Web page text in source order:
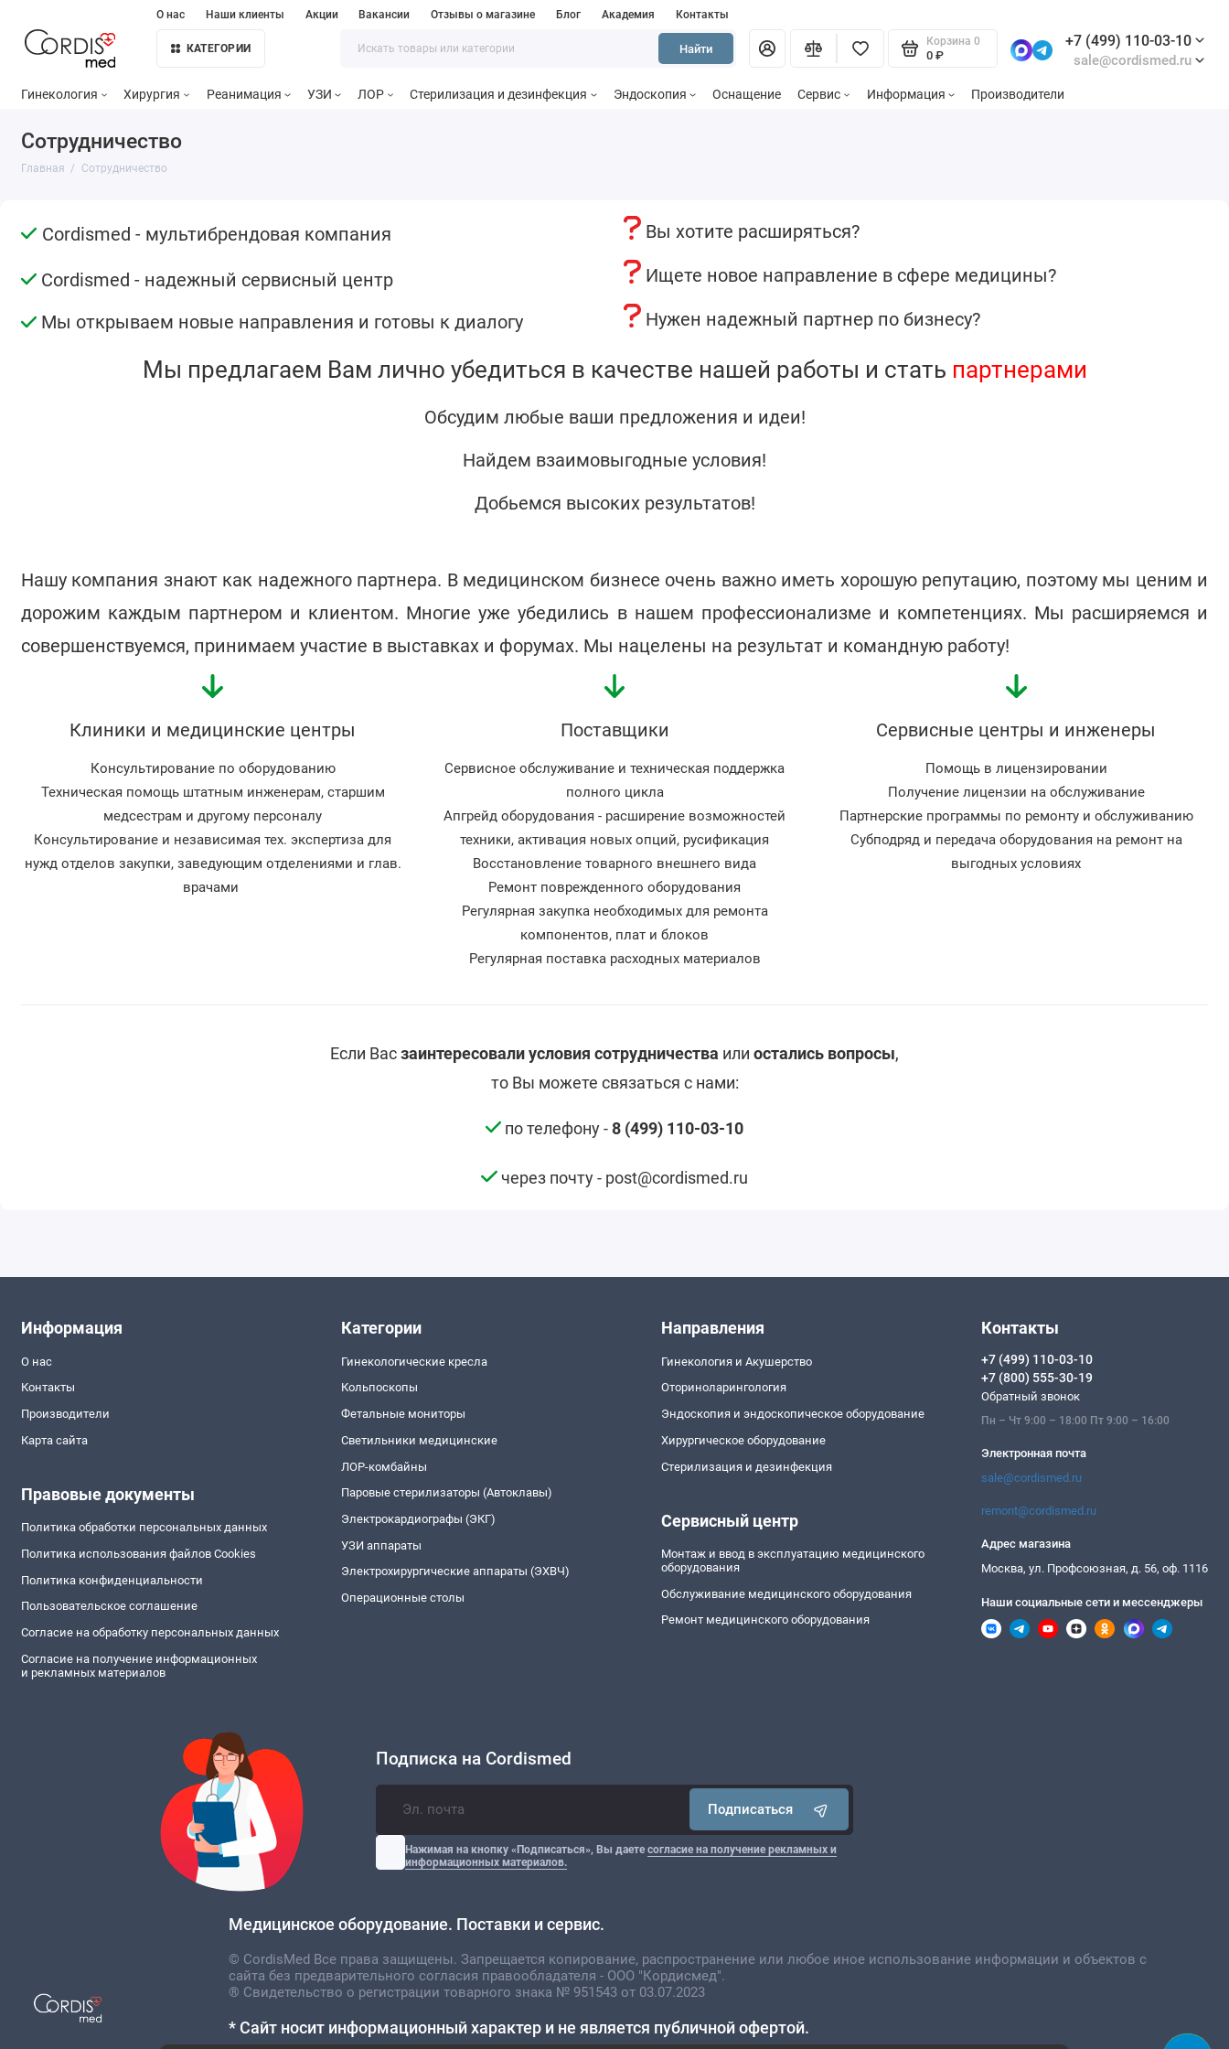
О нас Наши клиенты Акции Вакансии Отзывы о магазине Блог Академия Контакты
КАТЕГОРИИ Найти
Корзина 0
0 ₽
+7 (499) 110-03-10
sale@cordismed.ru
Гинекология Хирургия Реанимация УЗИ ЛОР Стерилизация и дезинфекция Эндоскопия Оснащение Сервис Информация Производители
Сотрудничество
Главная Сотрудничество
Cordismed - мультибрендовая компания
Cordismed - надежный сервисный центр
Мы открываем новые направления и готовы к диалогу
Вы хотите расширяться?
Ищете новое направление в сфере медицины?
Нужен надежный партнер по бизнесу?
Мы предлагаем Вам лично убедиться в качестве нашей работы и стать партнерами
Обсудим любые ваши предложения и идеи!
Найдем взаимовыгодные условия!
Добьемся высоких результатов!
Нашу компания знают как надежного партнера. В медицинском бизнесе очень важно иметь хорошую репутацию, поэтому мы ценим и
дорожим каждым партнером и клиентом. Многие уже убедились в нашем профессионализме и компетенциях. Мы расширяемся и
совершенствуемся, принимаем участие в выставках и форумах. Мы нацелены на результат и командную работу!
Клиники и медицинские центры
Консультирование по оборудованию
Техническая помощь штатным инженерам, старшим
медсестрам и другому персоналу
Консультирование и независимая тех. экспертиза для
нужд отделов закупки, заведующим отделениями и глав.
врачами
Поставщики
Сервисное обслуживание и техническая поддержка
полного цикла
Апгрейд оборудования - расширение возможностей
техники, активация новых опций, русификация
Восстановление товарного внешнего вида
Ремонт поврежденного оборудования
Регулярная закупка необходимых для ремонта
компонентов, плат и блоков
Регулярная поставка расходных материалов
Сервисные центры и инженеры
Помощь в лицензировании
Получение лицензии на обслуживание
Партнерские программы по ремонту и обслуживанию
Субподряд и передача оборудования на ремонт на
выгодных условиях
Если Васзаинтересовали условия сотрудничества или остались вопросы,
то Вы можете связаться с нами:
по телефону -8 (499) 110-03-10
через почту - post@cordismed.ru
Информация
О нас
Контакты
Производители
Карта сайта
Правовые документы
Политика обработки персональных данных
Политика использования файлов Cookies
Политика конфиденциальности
Пользовательское соглашение
Согласие на обработку персональных данных
Согласие на получение информационных
и рекламных материалов
Категории
Гинекологические кресла
Кольпоскопы
Фетальные мониторы
Светильники медицинские
ЛОР-комбайны
Паровые стерилизаторы (Автоклавы)
Электрокардиографы (ЭКГ)
УЗИ аппараты
Электрохирургические аппараты (ЭХВЧ)
Операционные столы
Направления
Гинекология и Акушерство
Оториноларингология
Эндоскопия и эндоскопическое оборудование
Хирургическое оборудование
Стерилизация и дезинфекция
Сервисный центр
Монтаж и ввод в эксплуатацию медицинского
оборудования
Обслуживание медицинского оборудования
Ремонт медицинского оборудования
Контакты
+7 (499) 110-03-10
+7 (800) 555-30-19
Обратный звонок
Пн – Чт 9:00 – 18:00 Пт 9:00 – 16:00
Электронная почта
sale@cordismed.ru
remont@cordismed.ru
Адрес магазина
Москва, ул. Профсоюзная, д. 56, оф. 1116
Наши социальные сети и мессенджеры
Подписка на Cordismed
Подписаться
Нажимая на кнопку «Подписаться», Вы даете согласие на получение рекламных и
информационных материалов.
Медицинское оборудование. Поставки и сервис.
© CordisMed Все права защищены. Запрещается копирование, распространение или любое иное использование информации и объектов с
сайта без предварительного согласия правообладателя - ООО "Кордисмед".
® Свидетельство о регистрации товарного знака № 951543 от 03.07.2023
* Сайт носит информационный характер и не является публичной офертой.